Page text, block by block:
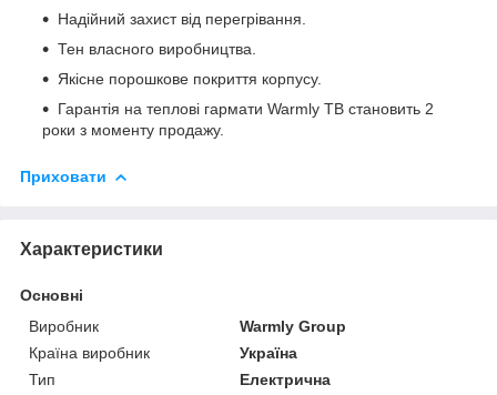
Надійний захист від перегрівання.
Тен власного виробництва.
Якісне порошкове покриття корпусу.
Гарантія на теплові гармати Warmly ТВ становить 2
роки з моменту продажу.
Приховати
Характеристики
Основні
Виробник
Warmly Group
Країна виробник
Україна
Тип
Електрична